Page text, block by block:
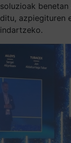
soluzioak
ditu, azpiegituren
indartzeko.